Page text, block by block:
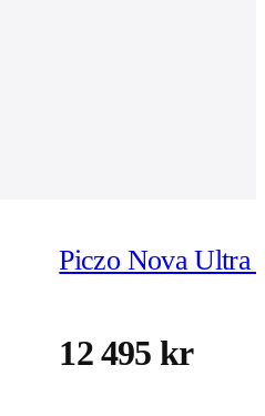
Piczo Nova Ultra
12 495 kr